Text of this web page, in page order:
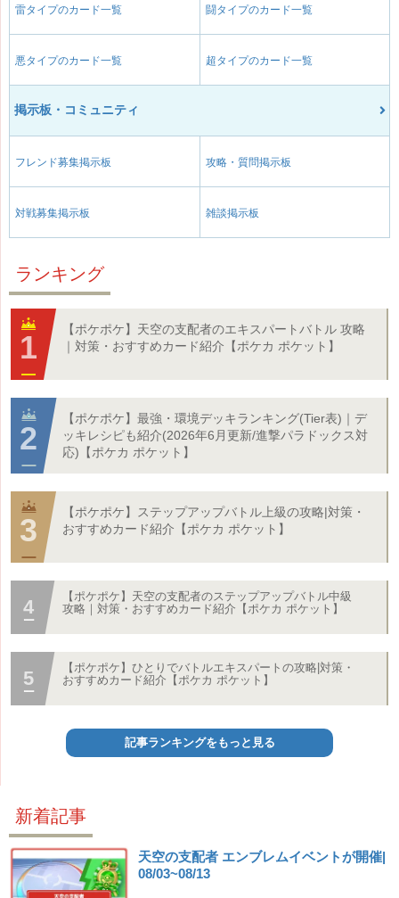
雷タイプのカード一覧 闘タイプのカード一覧
悪タイプのカード一覧 超タイプのカード一覧
掲示板・コミュニティ
フレンド募集掲示板 攻略・質問掲示板
対戦募集掲示板 雑談掲示板
ランキング
【ポケポケ】天空の支配者のエキスパートバトル 攻略
｜対策・おすすめカード紹介【ポケカ ポケット】
【ポケポケ】最強・環境デッキランキング(Tier表)｜デ
ッキレシピも紹介(2026年6月更新/進撃パラドックス対
応)【ポケカ ポケット】
【ポケポケ】ステップアップバトル上級の攻略|対策・
おすすめカード紹介【ポケカ ポケット】
【ポケポケ】天空の支配者のステップアップバトル中級
攻略｜対策・おすすめカード紹介【ポケカ ポケット】
【ポケポケ】ひとりでバトルエキスパートの攻略|対策・
おすすめカード紹介【ポケカ ポケット】
記事ランキングをもっと見る
新着記事
天空の支配者 エンブレムイベントが開催|
08/03~08/13